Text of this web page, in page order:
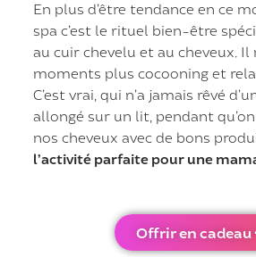
En plus d’être tendance en ce
spa c’est le rituel bien-être
au cuir chevelu et au cheveux. Il
moments plus cocooning et
C’est vrai, qui n’a jamais rêvé
allongé sur un lit, pendant
nos cheveux avec de bons
l’activité parfaite pour une
Offrir en cadeau